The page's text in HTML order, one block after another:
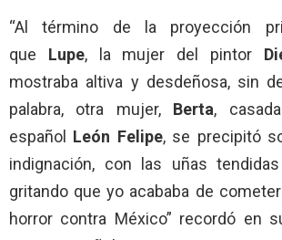
“Al término de la proyección
que Lupe, la mujer del pintor
mostraba altiva y desdeñosa, sin
palabra, otra mujer, Berta,
español León Felipe, se precipitó
indignación, con las uñas
gritando que yo acababa de
horror contra México” recordó en